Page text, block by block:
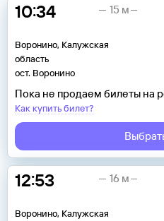
10:34
Воронино, Калужская
область
ост. Воронино
15 м
Пока не продаем билеты на
Как купить билет?
12:53
Воронино, Калужская
16 м